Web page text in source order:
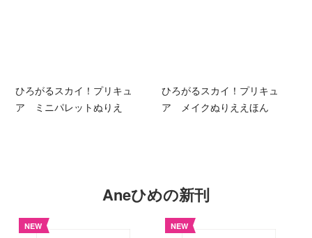
ひろがるスカイ！プリキュ
ア ミニパレットぬりえ
ひろがるスカイ！プリキュ
ア メイクぬりええほん
Aneひめの新刊
NEW NEW